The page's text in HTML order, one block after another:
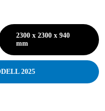
2300 x 2300 x 940
mm
2025